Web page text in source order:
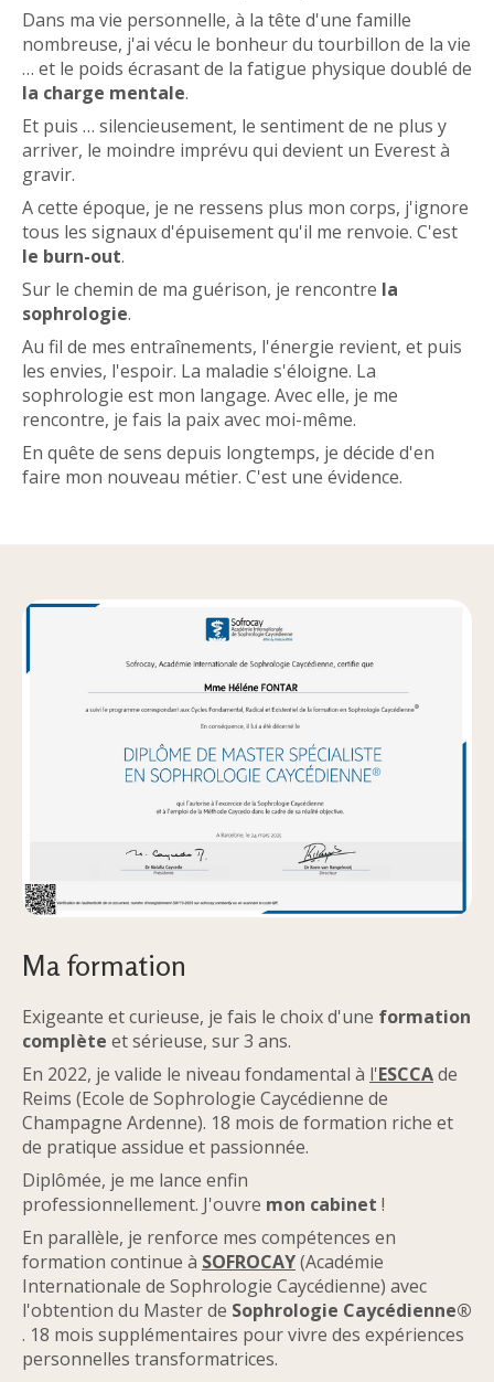
Dans ma vie personnelle, à la tête d'une famille
nombreuse, j'ai vécu le bonheur du tourbillon de la vie
… et le poids écrasant de la fatigue physique doublé de
la charge mentale.
Et puis … silencieusement, le sentiment de ne plus y
arriver, le moindre imprévu qui devient un Everest à
gravir.
A cette époque, je ne ressens plus mon corps, j'ignore
tous les signaux d'épuisement qu'il me renvoie. C'est
le burn-out.
Sur le chemin de ma guérison, je rencontre la
sophrologie.
Au fil de mes entraînements, l'énergie revient, et puis
les envies, l'espoir. La maladie s'éloigne. La
sophrologie est mon langage. Avec elle, je me
rencontre, je fais la paix avec moi-même.
En quête de sens depuis longtemps, je décide d'en
faire mon nouveau métier. C'est une évidence.
Ma formation
Exigeante et curieuse, je fais le choix d'une formation
complète et sérieuse, sur 3 ans.
En 2022, je valide le niveau fondamental à l'ESCCAde
Reims (Ecole de Sophrologie Caycédienne de
Champagne Ardenne). 18 mois de formation riche et
de pratique assidue et passionnée.
Diplômée, je me lance enfin
professionnellement. J'ouvre mon cabinet !
En parallèle, je renforce mes compétences en
formation continue à SOFROCAY(Académie
Internationale de Sophrologie Caycédienne) avec
l'obtention du Master de Sophrologie Caycédienne®
. 18 mois supplémentaires pour vivre des expériences
personnelles transformatrices.